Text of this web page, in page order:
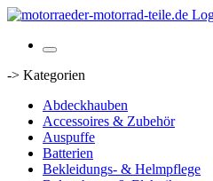
-> Kategorien
Abdeckhauben
Accessoires & Zubehör
Auspuffe
Batterien
Bekleidungs- & Helmpflege